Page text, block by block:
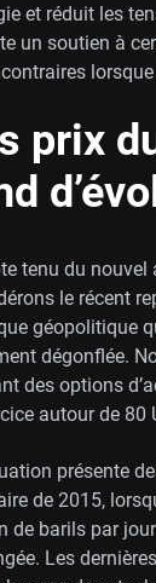
et réduit les
un soutien à
prix
tenu du nouvel
le récent
géopolitique
dégonflée.
des options
autour de 80
présente
de 2015,
de barils par
Les